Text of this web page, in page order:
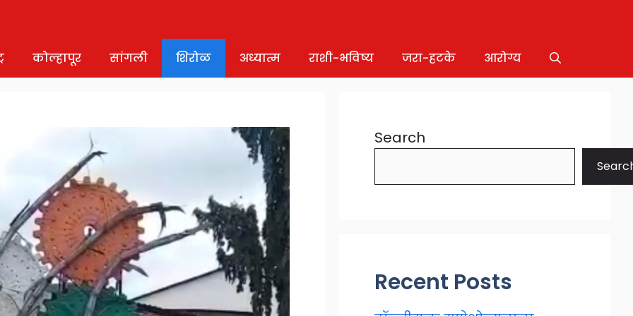
कोल्हापूर सांगली शिरोळ अध्यात्म राशी-भविष्य जरा-हटके आरोग्य
Search
Recent Posts